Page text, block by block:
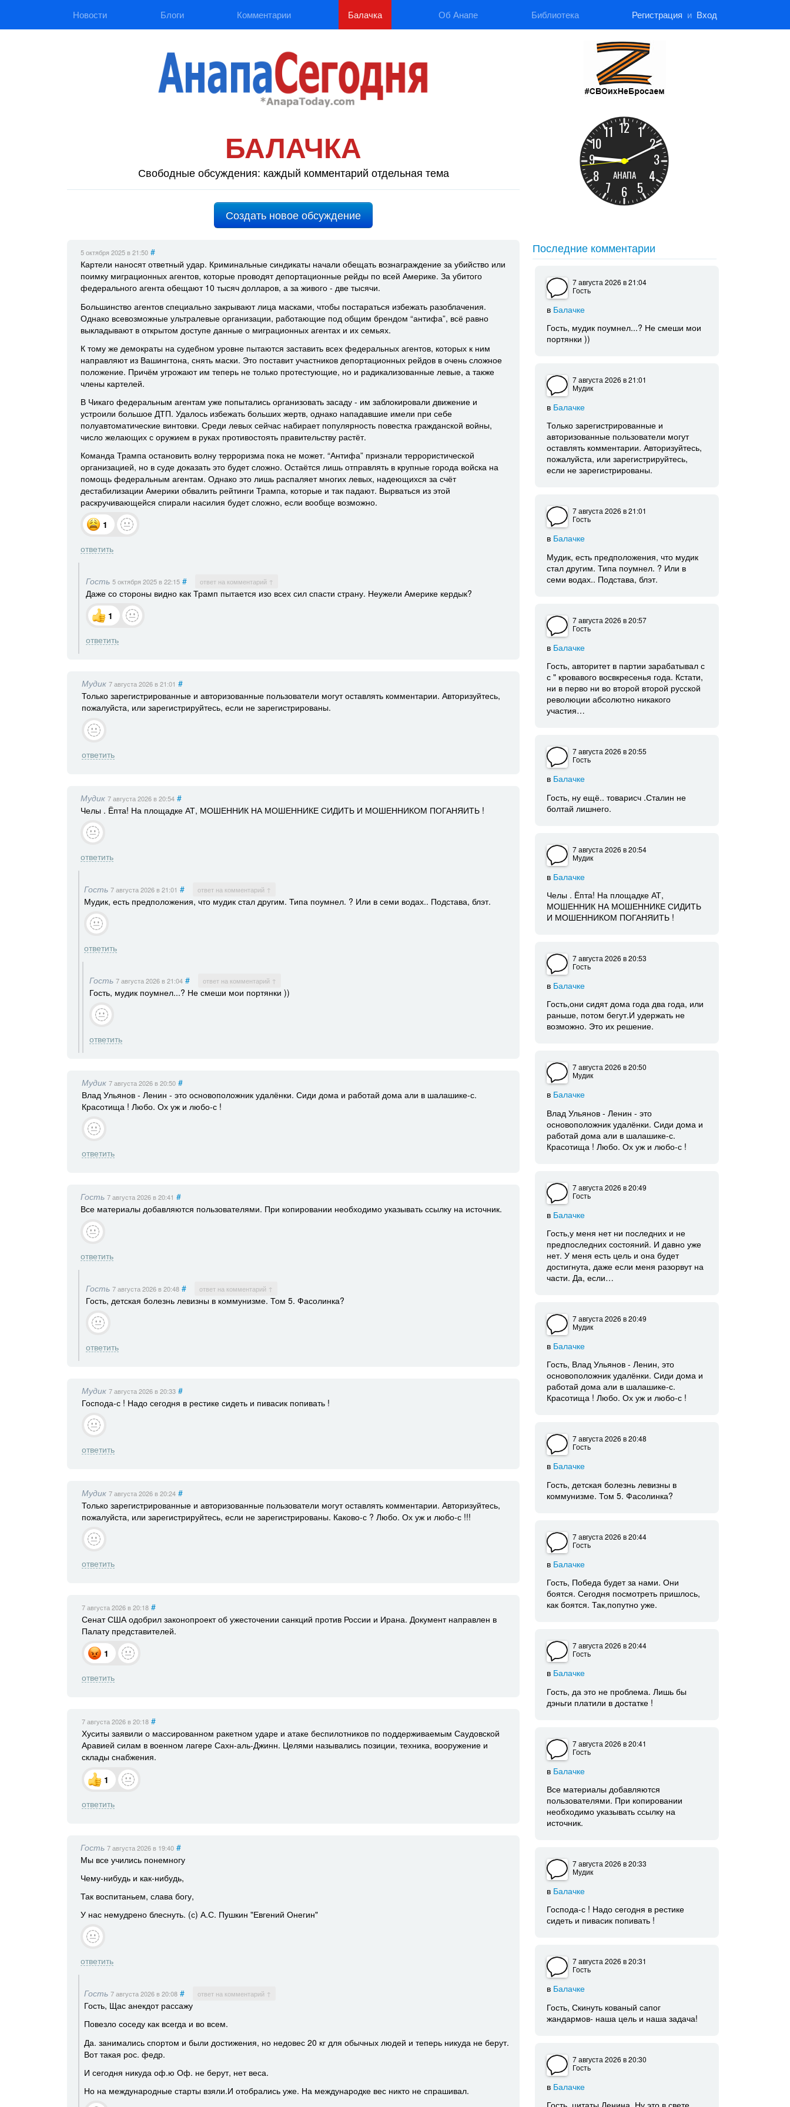
Новости Блоги Комментарии Балачка Об Анапе Библиотека Регистрация и Вход
БАЛАЧКА
Свободные обсуждения: каждый комментарий отдельная тема
Создать новое обсуждение
5 октября 2025 в 21:50 #
Картели наносят ответный удар. Криминальные синдикаты начали обещать вознаграждение за убийство или
поимку миграционных агентов, которые проводят депортационные рейды по всей Америке. За убитого
федерального агента обещают 10 тысяч долларов, а за живого - две тысячи.
Большинство агентов специально закрывают лица масками, чтобы постараться избежать разоблачения.
Однако всевозможные ультралевые организации, работающие под общим брендом “антифа”, всё равно
выкладывают в открытом доступе данные о миграционных агентах и их семьях.
К тому же демократы на судебном уровне пытаются заставить всех федеральных агентов, которых к ним
направляют из Вашингтона, снять маски. Это поставит участников депортационных рейдов в очень сложное
положение. Причём угрожают им теперь не только протестующие, но и радикализованные левые, а также
члены картелей.
В Чикаго федеральным агентам уже попытались организовать засаду - им заблокировали движение и
устроили большое ДТП. Удалось избежать больших жертв, однако нападавшие имели при себе
полуавтоматические винтовки. Среди левых сейчас набирает популярность повестка гражданской войны,
число желающих с оружием в руках противостоять правительству растёт.
Команда Трампа остановить волну терроризма пока не может. “Антифа” признали террористической
организацией, но в суде доказать это будет сложно. Остаётся лишь отправлять в крупные города войска на
помощь федеральным агентам. Однако это лишь распаляет многих левых, надеющихся за счёт
дестабилизации Америки обвалить рейтинги Трампа, которые и так падают. Вырваться из этой
раскручивающейся спирали насилия будет сложно, если вообще возможно.
1
ответить
Гость 5 октября 2025 в 22:15 # ответ на комментарий ↑
Даже со стороны видно как Трамп пытается изо всех сил спасти страну. Неужели Америке кердык?
1
ответить
Мудик 7 августа 2026 в 21:01 #
Только зарегистрированные и авторизованные пользователи могут оставлять комментарии. Авторизуйтесь,
пожалуйста, или зарегистрируйтесь, если не зарегистрированы.
ответить
Мудик 7 августа 2026 в 20:54 #
Челы . Ёпта! На площадке АТ, МОШЕННИК НА МОШЕННИКЕ СИДИТЬ И МОШЕННИКОМ ПОГАНЯИТЬ !
ответить
Гость 7 августа 2026 в 21:01 # ответ на комментарий ↑
Мудик, есть предположения, что мудик стал другим. Типа поумнел. ? Или в семи водах.. Подстава, блэт.
ответить
Гость 7 августа 2026 в 21:04 # ответ на комментарий ↑
Гость, мудик поумнел...? Не смеши мои портянки ))
ответить
Мудик 7 августа 2026 в 20:50 #
Влад Ульянов - Ленин - это основоположник удалёнки. Сиди дома и работай дома али в шалашике-с.
Красотища ! Любо. Ох уж и любо-с !
ответить
Гость 7 августа 2026 в 20:41 #
Все материалы добавляются пользователями. При копировании необходимо указывать ссылку на источник.
ответить
Гость 7 августа 2026 в 20:48 # ответ на комментарий ↑
Гость, детская болезнь левизны в коммунизме. Том 5. Фасолинка?
ответить
Мудик 7 августа 2026 в 20:33 #
Господа-с ! Надо сегодня в рестике сидеть и пивасик попивать !
ответить
Мудик 7 августа 2026 в 20:24 #
Только зарегистрированные и авторизованные пользователи могут оставлять комментарии. Авторизуйтесь,
пожалуйста, или зарегистрируйтесь, если не зарегистрированы. Каково-с ? Любо. Ох уж и любо-с !!!
ответить
7 августа 2026 в 20:18 #
Сенат США одобрил законопроект об ужесточении санкций против России и Ирана. Документ направлен в
Палату представителей.
1
ответить
7 августа 2026 в 20:18 #
Хуситы заявили о массированном ракетном ударе и атаке беспилотников по поддерживаемым Саудовской
Аравией силам в военном лагере Сахн-аль-Джинн. Целями назывались позиции, техника, вооружение и
склады снабжения.
1
ответить
Гость 7 августа 2026 в 19:40 #
Мы все учились понемногу
Чему-нибудь и как-нибудь,
Так воспитаньем, слава богу,
У нас немудрено блеснуть. (с) А.С. Пушкин "Евгений Онегин"
ответить
Гость 7 августа 2026 в 20:08 # ответ на комментарий ↑
Гость, Щас анекдот рассажу
Повезло соседу как всегда и во всем.
Да. занимались спортом и были достижения, но недовес 20 кг для обычных людей и теперь никуда не берут.
Вот такая рос. федр.
И сегодня никуда оф.ю Оф. не берут, нет веса.
Но на международные старты взяли.И отобрались уже. На международке вес никто не спрашивал.
Последние комментарии
7 августа 2026в 21:04
Гость
в Балачке
Гость, мудик поумнел...? Не смеши мои
портянки ))
7 августа 2026в 21:01
Мудик
в Балачке
Только зарегистрированные и
авторизованные пользователи могут
оставлять комментарии. Авторизуйтесь,
пожалуйста, или зарегистрируйтесь,
если не зарегистрированы.
7 августа 2026в 21:01
Гость
в Балачке
Мудик, есть предположения, что мудик
стал другим. Типа поумнел. ? Или в
семи водах.. Подстава, блэт.
7 августа 2026в 20:57
Гость
в Балачке
Гость, авторитет в партии зарабатывал с
с " кровавого восвкресенья года. Кстати,
ни в перво ни во второй второй русской
революции абсолютно никакого
участия…
7 августа 2026в 20:55
Гость
в Балачке
Гость, ну ещё.. товарисч .Сталин не
болтай лишнего.
7 августа 2026в 20:54
Мудик
в Балачке
Челы . Ёпта! На площадке АТ,
МОШЕННИК НА МОШЕННИКЕ СИДИТЬ
И МОШЕННИКОМ ПОГАНЯИТЬ !
7 августа 2026в 20:53
Гость
в Балачке
Гость,они сидят дома года два года, или
раньше, потом бегут.И удержать не
возможно. Это их решение.
7 августа 2026в 20:50
Мудик
в Балачке
Влад Ульянов - Ленин - это
основоположник удалёнки. Сиди дома и
работай дома али в шалашике-с.
Красотища ! Любо. Ох уж и любо-с !
7 августа 2026в 20:49
Гость
в Балачке
Гость,у меня нет ни последних и не
предпоследних состояний. И давно уже
нет. У меня есть цель и она будет
достигнута, даже если меня разорвут на
части. Да, если…
7 августа 2026в 20:49
Мудик
в Балачке
Гость, Влад Ульянов - Ленин, это
основоположник удалёнки. Сиди дома и
работай дома али в шалашике-с.
Красотища ! Любо. Ох уж и любо-с !
7 августа 2026в 20:48
Гость
в Балачке
Гость, детская болезнь левизны в
коммунизме. Том 5. Фасолинка?
7 августа 2026в 20:44
Гость
в Балачке
Гость, Победа будет за нами. Они
боятся. Сегодня посмотреть пришлось,
как боятся. Так,попутно уже.
7 августа 2026в 20:44
Гость
в Балачке
Гость, да это не проблема. Лишь бы
дэньги платили в достатке !
7 августа 2026в 20:41
Гость
в Балачке
Все материалы добавляются
пользователями. При копировании
необходимо указывать ссылку на
источник.
7 августа 2026в 20:33
Мудик
в Балачке
Господа-с ! Надо сегодня в рестике
сидеть и пивасик попивать !
7 августа 2026в 20:31
Гость
в Балачке
Гость, Скинуть кованый сапог
жандармов- наша цель и наша задача!
7 августа 2026в 20:30
Гость
в Балачке